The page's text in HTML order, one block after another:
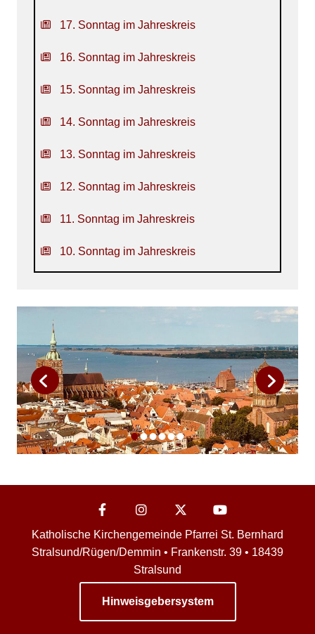
17. Sonntag im Jahreskreis
16. Sonntag im Jahreskreis
15. Sonntag im Jahreskreis
14. Sonntag im Jahreskreis
13. Sonntag im Jahreskreis
12. Sonntag im Jahreskreis
11. Sonntag im Jahreskreis
10. Sonntag im Jahreskreis
Katholische Kirchengemeinde Pfarrei St. Bernhard
Stralsund/Rügen/Demmin • Frankenstr. 39 • 18439
Stralsund
Hinweisgebersystem